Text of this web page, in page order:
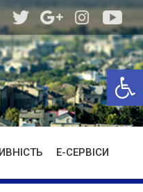
Е-СЕРВІСИ